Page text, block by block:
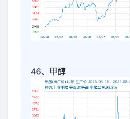
46、甲醇